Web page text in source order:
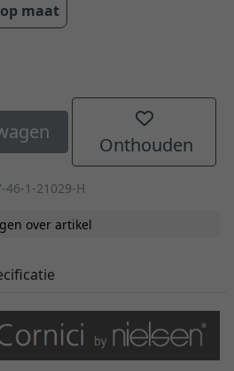
maat
Onthouden
1-21029-H
over artikel